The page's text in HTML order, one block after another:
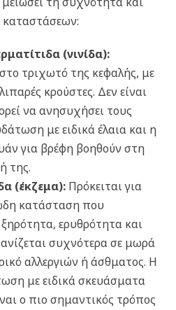
(νινίδα):
τριχωτό της κεφαλής, με
κρούστες. Δεν είναι
να ανησυχήσει τους
με ειδικά έλαια και η
για βρέφη βοηθούν στη
της.
(έκζεμα):Πρόκειται για
κατάσταση που
ερυθρότητα και
συχνότερα σε μωρά
αλλεργιών ή άσθματος. Η
με ειδικά σκευάσματα
ο πιο σημαντικός τρόπος